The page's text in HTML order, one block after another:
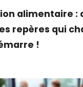
alimentaire :
repères qui
!